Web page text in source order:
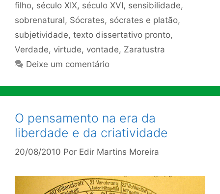
filho, século XIX, século XVI, sensibilidade,
sobrenatural, Sócrates, sócrates e platão,
subjetividade, texto dissertativo pronto,
Verdade, virtude, vontade, Zaratustra
Deixe um comentário
O pensamento na era da
liberdade e da criatividade
20/08/2010 Por Edir Martins Moreira